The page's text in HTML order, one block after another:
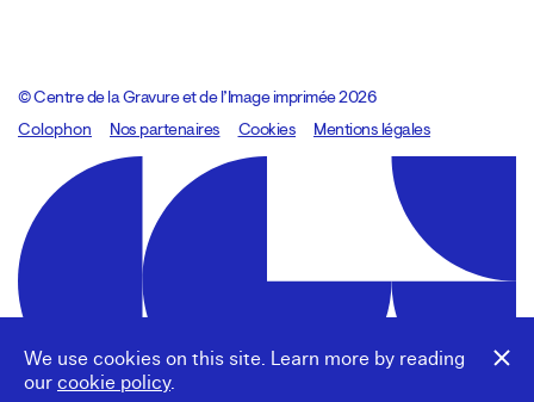
We use cookies on this site. Learn more by reading
our cookie policy.
© Centre de la Gravure et de l’Image imprimée 2026
Colophon
Design:Marcel Kaczmarek, code:8080.studio
Nos partenaires Cookies Mentions légales